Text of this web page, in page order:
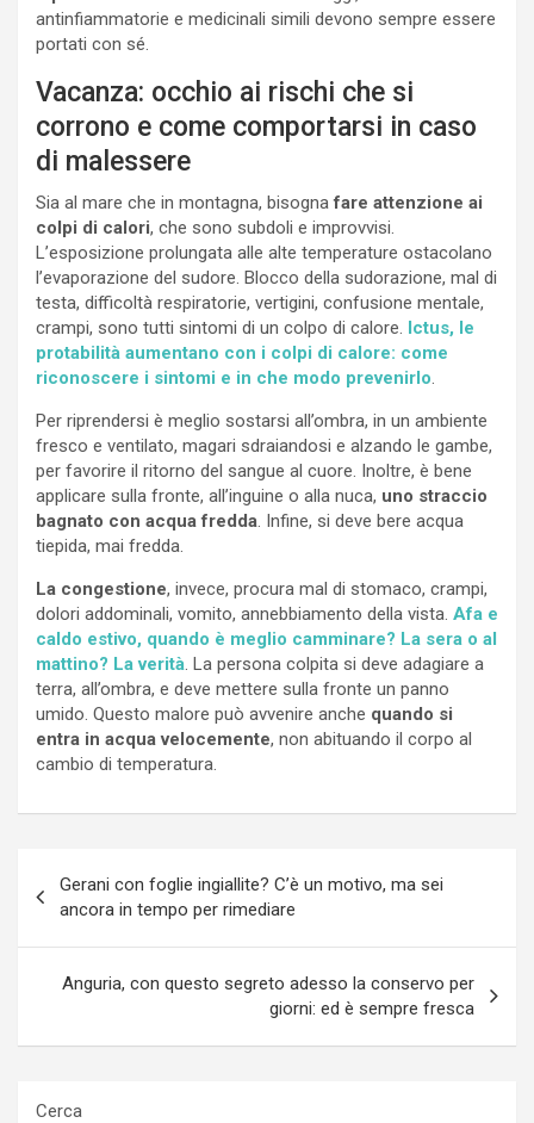
antinfiammatorie e medicinali simili devono sempre essere
portati con sé.
Vacanza: occhio ai rischi che si
corrono e come comportarsi in caso
di malessere
Sia al mare che in montagna, bisognafare attenzione ai
colpi di calori, che sono subdoli e improvvisi.
L’esposizione prolungata alle alte temperature ostacolano
l’evaporazione del sudore. Blocco della sudorazione, mal di
testa, difficoltà respiratorie, vertigini, confusione mentale,
crampi, sono tutti sintomi di un colpo di calore. Ictus, le
protabilità aumentano con i colpi di calore: come
riconoscere i sintomi e in che modo prevenirlo.
Per riprendersi è meglio sostarsi all’ombra, in un ambiente
fresco e ventilato, magari sdraiandosi e alzando le gambe,
per favorire il ritorno del sangue al cuore. Inoltre, è bene
applicare sulla fronte, all’inguine o alla nuca, uno straccio
bagnato con acqua fredda. Infine, si deve bere acqua
tiepida, mai fredda.
La congestione, invece, procura mal di stomaco, crampi,
dolori addominali, vomito, annebbiamento della vista. Afa e
caldo estivo, quando è meglio camminare? La sera o al
mattino? La verità. La persona colpita si deve adagiare a
terra, all’ombra, e deve mettere sulla fronte un panno
umido. Questo malore può avvenire anche quando si
entra in acqua velocemente, non abituando il corpo al
cambio di temperatura.
articoli
Gerani con foglie ingiallite? C’è un motivo, ma sei
ancora in tempo per rimediare
Anguria, con questo segreto adesso la conservo per
giorni: ed è sempre fresca
Cerca